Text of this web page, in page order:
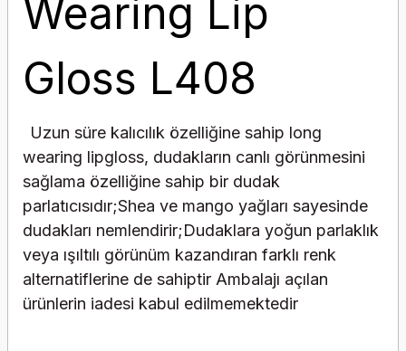
Wearing Lip
Gloss L408
Uzun süre kalıcılık özelliğine sahip long
wearing lipgloss, dudakların canlı görünmesini
sağlama özelliğine sahip bir dudak
parlatıcısıdır;Shea ve mango yağları sayesinde
dudakları nemlendirir;Dudaklara yoğun parlaklık
veya ışıltılı görünüm kazandıran farklı renk
alternatiflerine de sahiptir Ambalajı açılan
ürünlerin iadesi kabul edilmemektedir